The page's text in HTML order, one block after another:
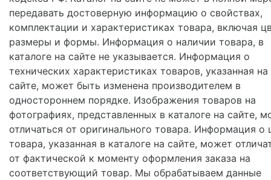
передавать достоверную информацию о свойствах,
комплектации и характеристиках товара, включая
размеры и формы. Информация о наличии товара, в
каталоге на сайте не указывается. Информация о
технических характеристиках товаров, указанная на
сайте, может быть изменена производителем в
одностороннем порядке. Изображения товаров на
фотографиях, представленных в каталоге на сайте,
отличаться от оригинального товара. Информация о
товара, указанная в каталоге на сайте, может
от фактической к моменту оформления заказа на
соответствующий товар. Мы обрабатываем данные